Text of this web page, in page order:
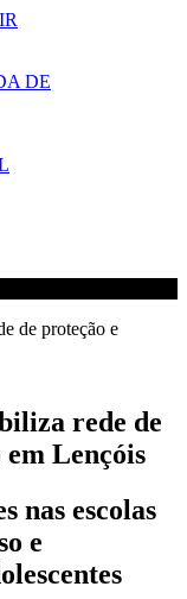
rede de
em Lençóis
nas escolas
e